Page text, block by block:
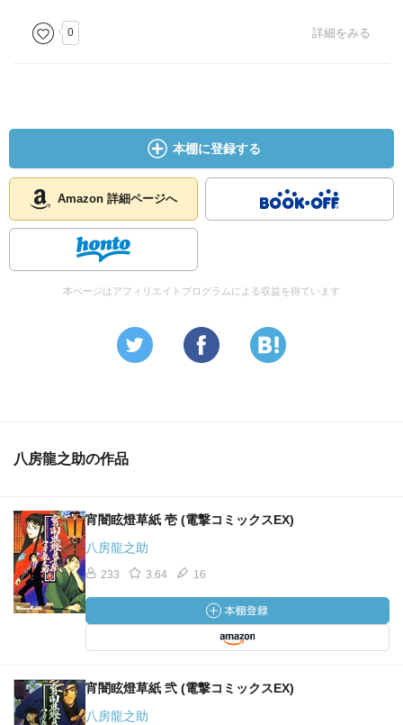
0 詳細をみる
本棚に登録する
Amazon 詳細ページへ
本ページはアフィリエイトプログラムによる収益を得ています
八房龍之助の作品
宵闇眩燈草紙 壱 (電撃コミックスEX)
八房龍之助
233 3.64 16
宵闇眩燈草紙 弐 (電撃コミックスEX)
八房龍之助